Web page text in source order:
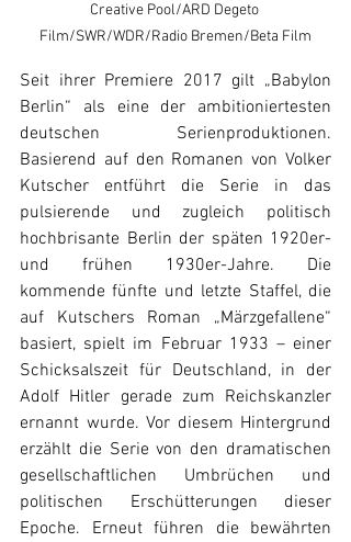
Creative Pool/ARD Degeto
Film/SWR/WDR/Radio Bremen/Beta Film
Seit ihrer Premiere 2017 gilt „Babylon
Berlin“ als eine der ambitioniertesten
deutschen Serienproduktionen.
Basierend auf den Romanen von Volker
Kutscher entführt die Serie in das
pulsierende und zugleich politisch
hochbrisante Berlin der späten 1920er-
und frühen 1930er-Jahre. Die
kommende fünfte und letzte Staffel, die
auf Kutschers Roman „Märzgefallene“
basiert, spielt im Februar 1933 – einer
Schicksalszeit für Deutschland, in der
Adolf Hitler gerade zum Reichskanzler
ernannt wurde. Vor diesem Hintergrund
erzählt die Serie von den dramatischen
gesellschaftlichen Umbrüchen und
politischen Erschütterungen dieser
Epoche. Erneut führen die bewährten